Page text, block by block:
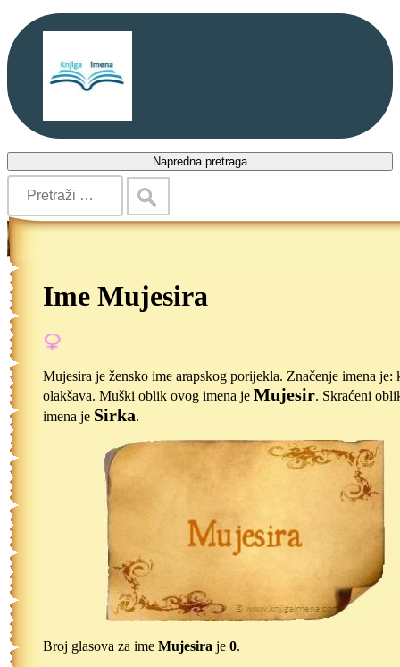
Napredna pretraga
Ime Mujesira
Mujesira je žensko ime arapskog porijekla. Značenje imena je:
olakšava. Muški oblik ovog imena je Mujesir. Skraćeni
imena je Sirka.
Broj glasova za ime Mujesira je 0.